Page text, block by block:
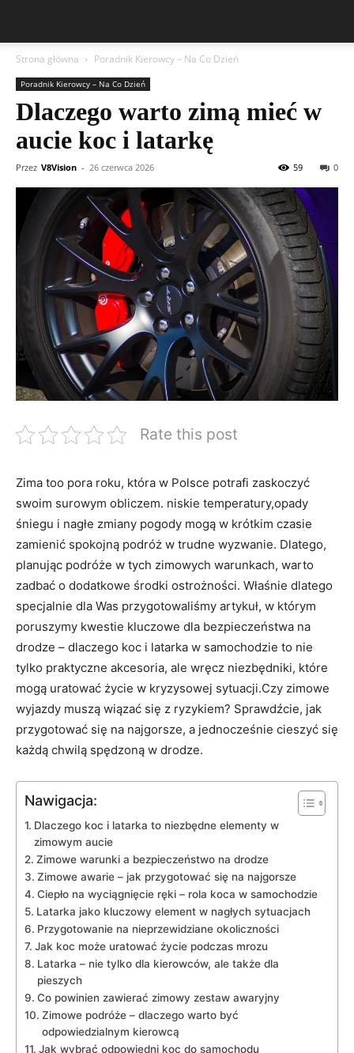
Strona główna Poradnik Kierowcy – Na Co Dzień
Poradnik Kierowcy – Na Co Dzień
Dlaczego warto zimą mieć w
aucie koc i latarkę
Przez V8Vision - 26 czerwca 2026 0
59
Rate this post
Zima too pora​ roku,‌ która w Polsce potrafi ⁣zaskoczyć
swoim surowym obliczem. niskie temperatury,opady
śniegu i ‌nagłe zmiany pogody mogą w krótkim czasie
zamienić spokojną ⁣podróż w trudne wyzwanie. Dlatego,
planując podróże w tych‍ zimowych warunkach, warto
zadbać o dodatkowe środki ostrożności. Właśnie dlatego
specjalnie dla Was przygotowaliśmy artykuł, w którym‍
poruszymy kwestie kluczowe dla bezpieczeństwa na
drodze – dlaczego koc i latarka‍ w samochodzie to nie
tylko praktyczne akcesoria, ale wręcz niezbędniki, które
mogą uratować⁤ życie w kryzysowej sytuacji.Czy zimowe
wyjazdy muszą wiązać się z ryzykiem? Sprawdźcie, jak
przygotować się na najgorsze, a ⁤jednocześnie cieszyć się
każdą chwilą‌ spędzoną w drodze.
Nawigacja:
Dlaczego koc i latarka to niezbędne elementy w
zimowym ‍aucie
Zimowe⁢ warunki a ⁢bezpieczeństwo⁢ na​ drodze
Zimowe awarie – jak przygotować się na ​najgorsze
Ciepło na‌ wyciągnięcie ⁣ręki – rola koca w samochodzie
Latarka jako kluczowy element w nagłych ⁢sytuacjach
Przygotowanie na nieprzewidziane okoliczności
Jak koc może uratować życie⁣ podczas ​mrozu
Latarka – nie tylko dla kierowców, ⁣ale także dla
pieszych
Co powinien zawierać zimowy zestaw awaryjny
Zimowe podróże – dlaczego warto być
odpowiedzialnym kierowcą
Jak wybrać odpowiedni koc do ⁤samochodu